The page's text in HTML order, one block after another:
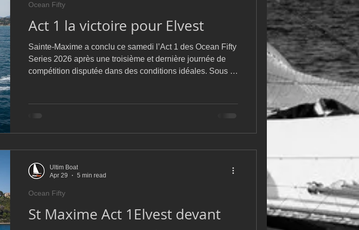
Figaro 3
Act 1 la victoire pour Elvest
Sainte-Maxime a conclu ce samedi l’Act 1 des Ocean Fifty
Series 2026 après une troisième et dernière journée de
compétition disputée dans des conditions idéales. Sous le
finalement ce premier rendez-vous de la saison après 12
Ocean Fifty
St Maxime Act 1Elvest devant
Ocean Fifty
Ultim Boat
Apr 29
5 min read